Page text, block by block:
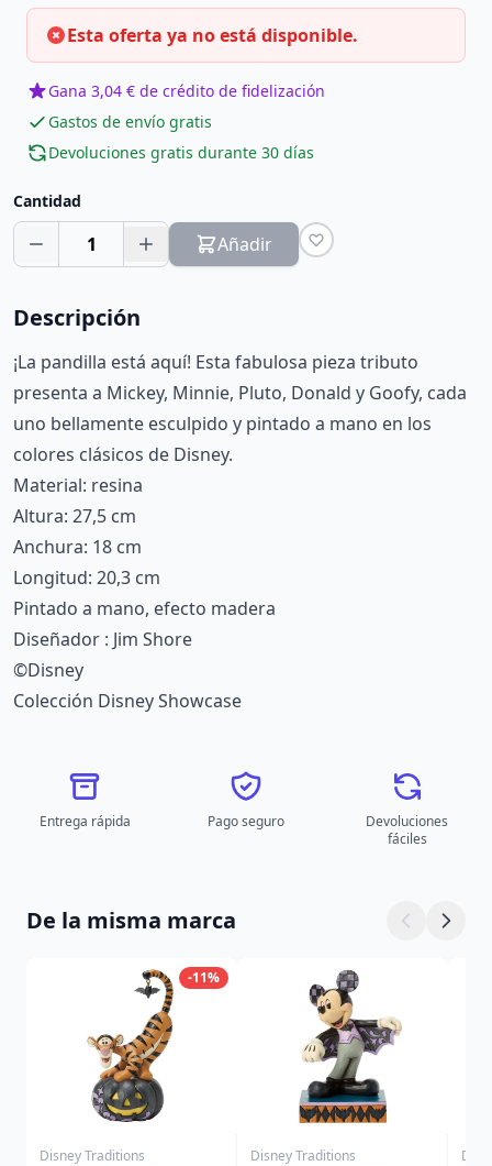
Esta oferta ya no está disponible.
Gana 3,04 € de crédito de fidelización
Gastos de envío gratis
Devoluciones gratis durante 30 días
Cantidad
1 Añadir
Descripción
¡La pandilla está aquí! Esta fabulosa pieza tributo
presenta a Mickey, Minnie, Pluto, Donald y Goofy, cada
uno bellamente esculpido y pintado a mano en los
colores clásicos de Disney.
Material: resina
Altura: 27,5 cm
Anchura: 18 cm
Longitud: 20,3 cm
Pintado a mano, efecto madera
Diseñador : Jim Shore
©Disney
Colección Disney Showcase
Entrega rápida Pago seguro
Devoluciones
fáciles
De la misma marca
-11%
Disney Traditions Disney Traditions